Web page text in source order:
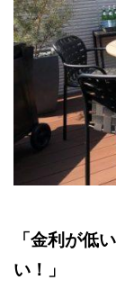
「金利が低
い！」